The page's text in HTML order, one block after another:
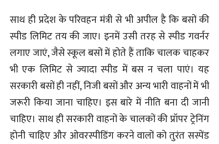
साथ ही प्रदेश के परिवहन मंत्री से भी अपील है कि बसों की
स्पीड लिमिट तय की जाए। इनमें उसी तरह से स्पीड गवर्नर
लगाए जाएं, जैसे स्कूल बसों में होते हैं ताकि चालक चाहकर
भी एक लिमिट से ज्यादा स्पीड में बस न चला पाएं। यह
सरकारी बसों ही नहीं, निजी बसों और अन्य भारी वाहनों में भी
जरूरी किया जाना चाहिए। इस बारे में नीति बना दी जानी
चाहिए। साथ ही सरकारी वाहनों के चालकों की प्रॉपर ट्रेनिंग
होनी चाहिए और ओवरस्पीडिंग करने वालों को तुरंत सस्पेंड